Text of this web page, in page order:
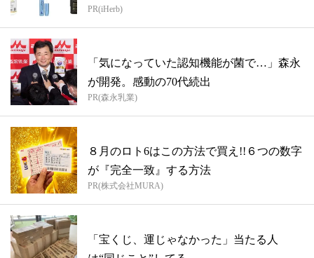
PR(iHerb)
「気になっていた認知機能が菌で…」森永
が開発。感動の70代続出
PR(森永乳業)
８月のロト6はこの方法で買え!!６つの数字
が『完全一致』する方法
PR(株式会社MURA)
「宝くじ、運じゃなかった」当たる人